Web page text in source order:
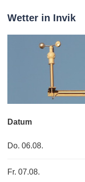
Wetter in Invik
Datum
Do. 06.08.
Fr. 07.08.